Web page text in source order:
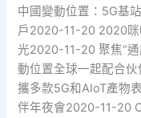
中國變動位置：5G基
戶2020-11-20 2020
光2020-11-20 聚焦“
動位置全球一起配合
攜多款5G和AIoT產物
伴年夜會2020-11-20